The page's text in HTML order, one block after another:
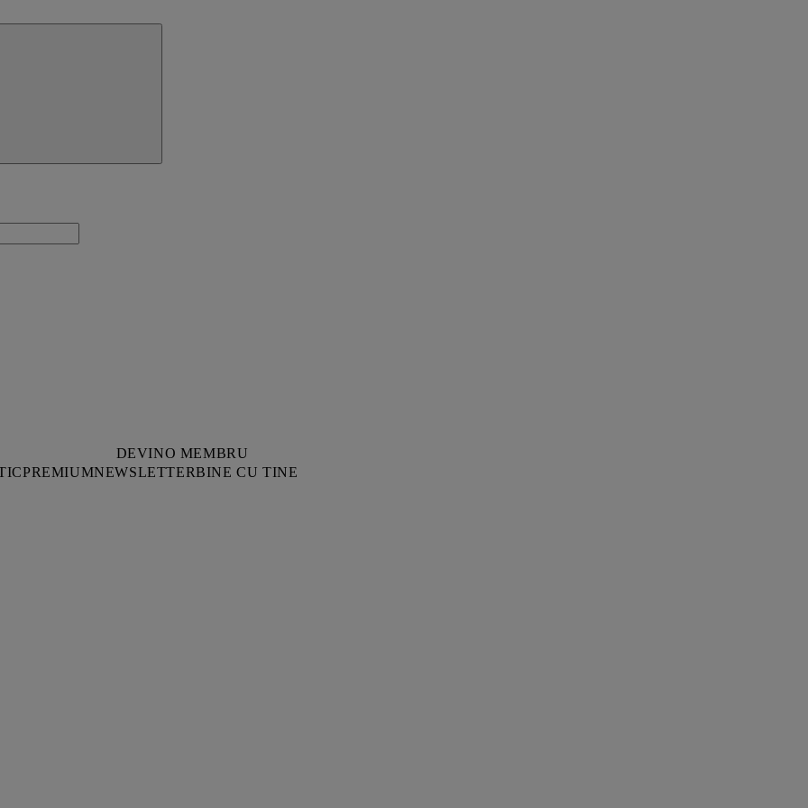
DEVINO MEMBRU
PREMIUMNEWSLETTERBINE CU TINE